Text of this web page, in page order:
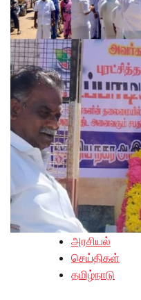
அரசியல்
செய்திகள்
தமிழ்நாடு